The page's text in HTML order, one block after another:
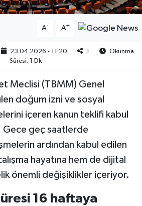
A- A+
23.04.2026 - 11:20 1
Okunma
Süresi: 1 Dk
Meclisi (TBMM) Genel
doğum izni ve sosyal
içeren kanun teklifi kabul
Gece geç saatlerde
ardından kabul edilen
hayatına hem de dijital
önemli değişiklikler içeriyor.
16 haftaya